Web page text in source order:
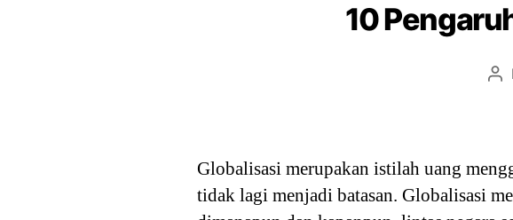
10
Globalisasi merupakan istilah uang
tidak lagi menjadi batasan. Globalisasi